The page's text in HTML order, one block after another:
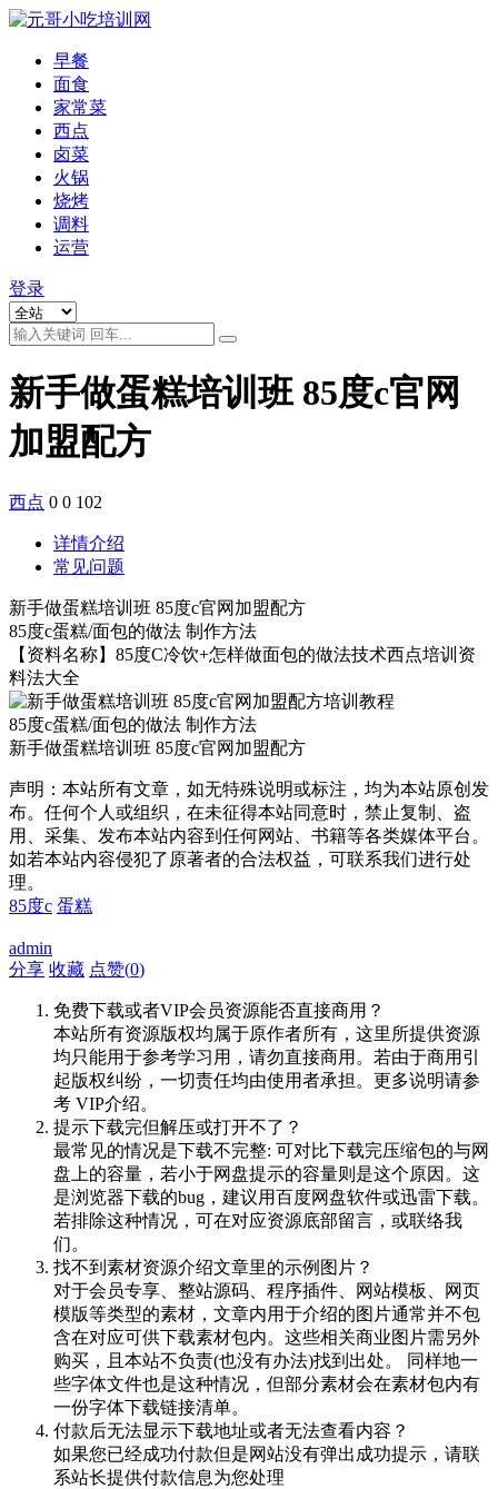
早餐
面食
家常菜
西点
卤菜
火锅
烧烤
调料
运营
登录
新手做蛋糕培训班 85度c官网
加盟配方
西点 0 0 102
详情介绍
常见问题
新手做蛋糕培训班 85度c官网加盟配方
85度c蛋糕/面包的做法 制作方法
【资料名称】85度C冷饮+怎样做面包的做法技术西点培训资
料法大全
85度c蛋糕/面包的做法 制作方法
新手做蛋糕培训班 85度c官网加盟配方
声明：本站所有文章，如无特殊说明或标注，均为本站原创发
布。任何个人或组织，在未征得本站同意时，禁止复制、盗
用、采集、发布本站内容到任何网站、书籍等各类媒体平台。
如若本站内容侵犯了原著者的合法权益，可联系我们进行处
理。
85度c 蛋糕
admin
分享 收藏 点赞(0)
免费下载或者VIP会员资源能否直接商用？
本站所有资源版权均属于原作者所有，这里所提供资源
均只能用于参考学习用，请勿直接商用。若由于商用引
起版权纠纷，一切责任均由使用者承担。更多说明请参
考 VIP介绍。
提示下载完但解压或打开不了？
最常见的情况是下载不完整: 可对比下载完压缩包的与网
盘上的容量，若小于网盘提示的容量则是这个原因。这
是浏览器下载的bug，建议用百度网盘软件或迅雷下载。
若排除这种情况，可在对应资源底部留言，或联络我
们。
找不到素材资源介绍文章里的示例图片？
对于会员专享、整站源码、程序插件、网站模板、网页
模版等类型的素材，文章内用于介绍的图片通常并不包
含在对应可供下载素材包内。这些相关商业图片需另外
购买，且本站不负责(也没有办法)找到出处。 同样地一
些字体文件也是这种情况，但部分素材会在素材包内有
一份字体下载链接清单。
付款后无法显示下载地址或者无法查看内容？
如果您已经成功付款但是网站没有弹出成功提示，请联
系站长提供付款信息为您处理